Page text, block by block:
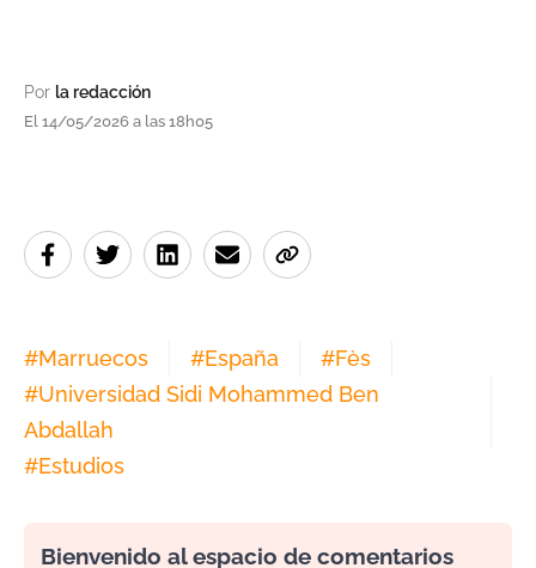
Por la redacción
El 14/05/2026 a las 18h05
#Marruecos #España #Fès
#Universidad Sidi Mohammed Ben
Abdallah
#Estudios
Bienvenido al espacio de comentarios